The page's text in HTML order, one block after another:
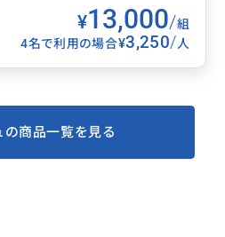
¥13,000/組
4名で利用の場合¥3,250/人
の商品一覧を見る